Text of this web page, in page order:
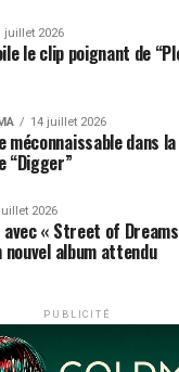
juillet 2026
le clip poignant de
14 juillet 2026
méconnaissable dans
“Digger”
2026
« Street of
nouvel album attendu
PUBLICITÉ